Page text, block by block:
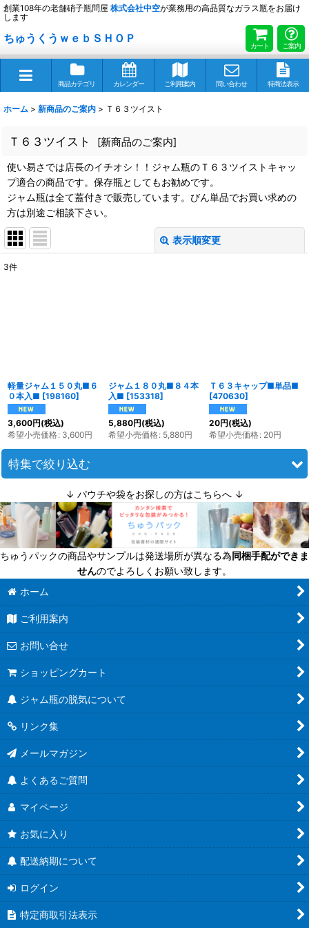
創業108年の老舗硝子瓶問屋 株式会社中空が業務用の高品質なガラス瓶をお届け
します
ちゅうくうｗｅｂＳＨＯＰ
カート ご案内
商品カテゴリ カレンダー ご利用案内 問い合わせ 特商法表示
ホーム > 新商品のご案内 > Ｔ６３ツイスト
Ｔ６３ツイスト [新商品のご案内]
使い易さでは店長のイチオシ！！ジャム瓶のＴ６３ツイストキャッ
プ適合の商品です。保存瓶としてもお勧めです。
ジャム瓶は全て蓋付きで販売しています。びん単品でお買い求めの
方は別途ご相談下さい。
表示順変更
3件
軽量ジャム１５０丸■６
０本入■ [198160]
3,600円(税込)
希望小売価格: 3,600円
ジャム１８０丸■８４本
入■ [153318]
5,880円(税込)
希望小売価格: 5,880円
Ｔ６３キャップ■単品■
[470630]
20円(税込)
希望小売価格: 20円
特集で絞り込む
迷ったら定番商品！
送料無料商品
超軽量瓶
六角びん
八角びん
角びん全て
マヨネーズびん
お酒のテイクアウト容器
人気のハーバリウム瓶
蜂蜜キャップ有
結婚式にお勧め！
ユニバーサルデザイン
Ｔ４３ツイスト
↓ パウチや袋をお探しの方はこちらへ ↓
ちゅうパックの商品やサンプルは発送場所が異なる為同梱手配ができま
せんのでよろしくお願い致します。
ホーム
ご利用案内
お問い合せ
ショッピングカート
ジャム瓶の脱気について
リンク集
メールマガジン
よくあるご質問
マイページ
お気に入り
配送納期について
ログイン
特定商取引法表示